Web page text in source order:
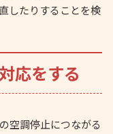
したりすることを検
応をする
空調停止につながる